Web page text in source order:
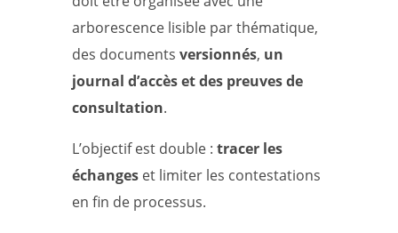
arborescence lisible par thématique,
des documents versionnés, un
journal d’accès et des preuves de
consultation.
L’objectif est double : tracer les
échangeset limiter les contestations
en fin de processus.